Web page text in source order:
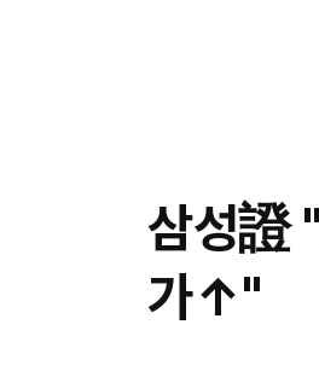
삼성證
가↑"